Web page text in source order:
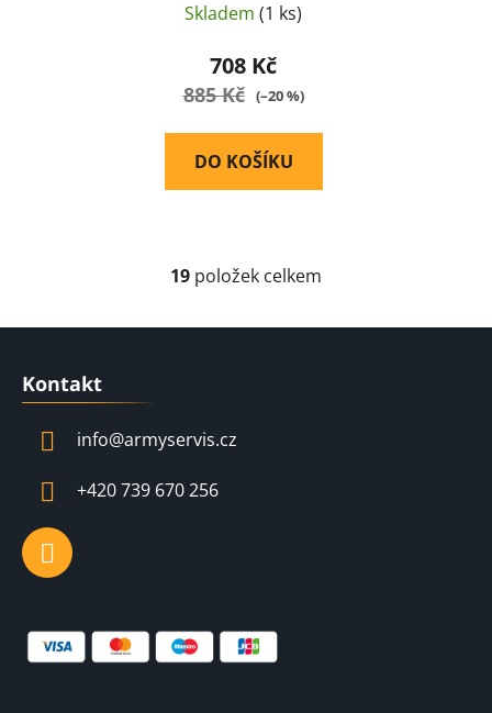
Skladem (1 ks)
708 Kč
885 Kč (–20 %)
DO KOŠÍKU
O
l
ý
p
19 položek celkem
Kontakt
info@armyservis.cz
+420 739 670 256